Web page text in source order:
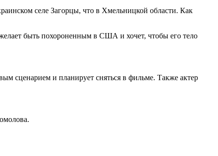
селе Загорцы, что в Хмельницкой области. Как
быть похороненным в США и хочет, чтобы его тело
сценарием и планирует сняться в фильме. Также актер